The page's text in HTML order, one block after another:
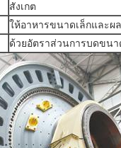
สังเกต
ให้อาหารขนาดเล็กและผ
ด้วยอัตราส่วนการบดขน